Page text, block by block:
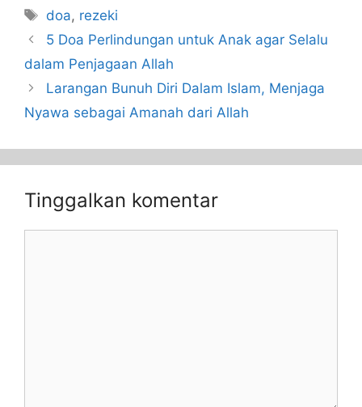
doa, rezeki
5 Doa Perlindungan untuk Anak agar Selalu
dalam Penjagaan Allah
Larangan Bunuh Diri Dalam Islam, Menjaga
Nyawa sebagai Amanah dari Allah
Tinggalkan komentar